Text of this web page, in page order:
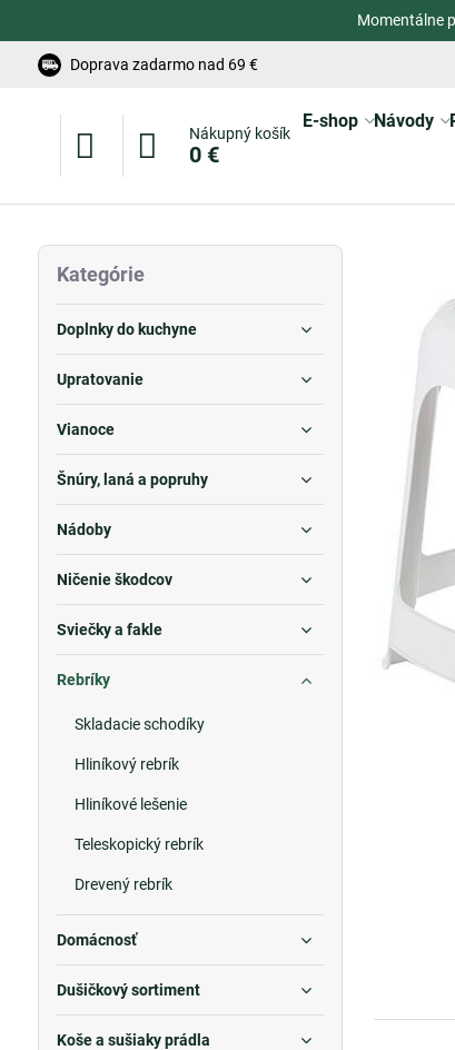
Momentálne
Doprava zadarmo nad 69 €
Nákupný košík
0 €
E-shop Návody
Kategórie
Doplnky do kuchyne
Upratovanie
Vianoce
Šnúry, laná a popruhy
Nádoby
Ničenie škodcov
Sviečky a fakle
Rebríky
Skladacie schodíky
Hliníkový rebrík
Hliníkové lešenie
Teleskopický rebrík
Drevený rebrík
Domácnosť
Dušičkový sortiment
Koše a sušiaky prádla